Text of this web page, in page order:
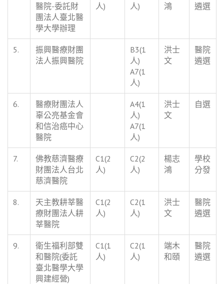
醫院-委託財
團法人臺北醫
學大學辦理
人)
人)
鴻
遴選
5.
振興醫療財團
法人振興醫院
B3(1
人)
A7(1
人)
洪士
文
醫院
遴選
6.
醫療財團法人
辜公亮基金會
和信治癌中心
醫院
A4(1
人)
A7(1
人)
洪士
文
自選
7.
佛教慈濟醫療
財團法人台北
慈濟醫院
C1(2
人)
C2(2
人)
楊志
鴻
學校
分發
8.
天主教耕莘醫
療財團法人耕
莘醫院
C1(2
人)
C2(1
人)
洪士
文
醫院
遴選
9.
衛生福利部雙
和醫院(委託
臺北醫學大學
興建經營)
C1(1
人)
C2(1
人)
端木
和頤
醫院
遴選